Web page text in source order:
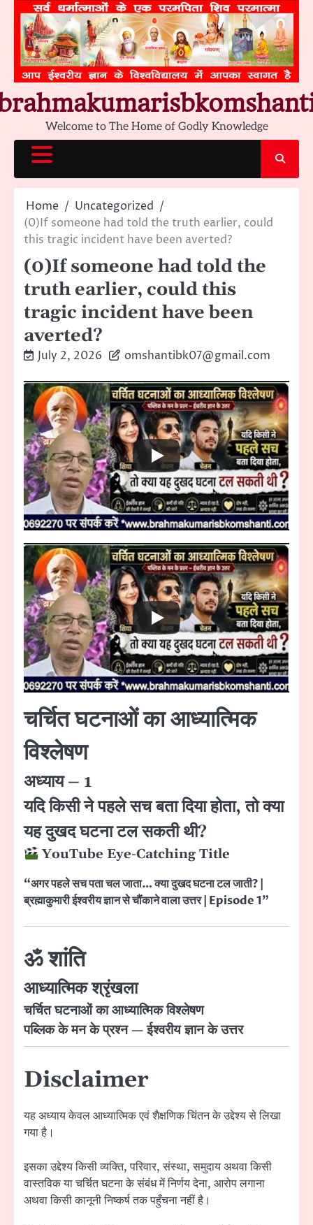
content
Welcome to The Home of Godly Knowledge
Home
Uncategorized
(0)If someone had told the truth earlier, could
this tragic incident have been averted?
(0)If someone had told the
truth earlier, could this
tragic incident have been
averted?
July 2, 2026 omshantibk07@gmail.com
चर्चित घटनाओं का आध्यात्मिक
विश्लेषण
अध्याय – 1
यदि किसी ने पहले सच बता दिया होता, तो क्या
यह दुखद घटना टल सकती थी?
YouTube Eye-Catching Title
“अगर पहले सच पता चल जाता… क्या दुखद घटना टल जाती? |
ब्रह्माकुमारी ईश्वरीय ज्ञान से चौंकाने वाला उत्तर | Episode 1”
ॐ शांति
आध्यात्मिक श्रृंखला
चर्चित घटनाओं का आध्यात्मिक विश्लेषण
पब्लिक के मन के प्रश्न — ईश्वरीय ज्ञान के उत्तर
Disclaimer
यह अध्याय केवल आध्यात्मिक एवं शैक्षणिक चिंतन के उद्देश्य से लिखा
गया है।
इसका उद्देश्य किसी व्यक्ति, परिवार, संस्था, समुदाय अथवा किसी
वास्तविक या चर्चित घटना के संबंध में निर्णय देना, आरोप लगाना
अथवा किसी कानूनी निष्कर्ष तक पहुँचना नहीं है।